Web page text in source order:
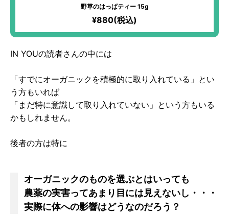
野草のはっぱティー 15g
¥880(税込)
IN YOUの読者さんの中には
「すでにオーガニックを積極的に取り入れている」とい
う方もいれば
「まだ特に意識して取り入れていない」という方もいる
かもしれません。
後者の方は特に
オーガニックのものを選ぶとはいっても
農薬の実害ってあまり目には見えないし・・・
実際に体への影響はどうなのだろう？